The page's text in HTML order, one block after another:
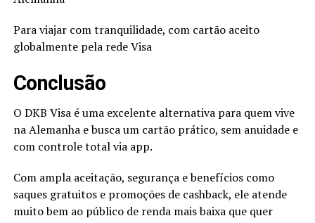
Para viajar com tranquilidade, com cartão aceito
globalmente pela rede Visa
Conclusão
O DKB Visa é uma excelente alternativa para quem vive
na Alemanha e busca um cartão prático, sem anuidade e
com controle total via app.
Com ampla aceitação, segurança e benefícios como
saques gratuitos e promoções de cashback, ele atende
muito bem ao público de renda mais baixa que quer